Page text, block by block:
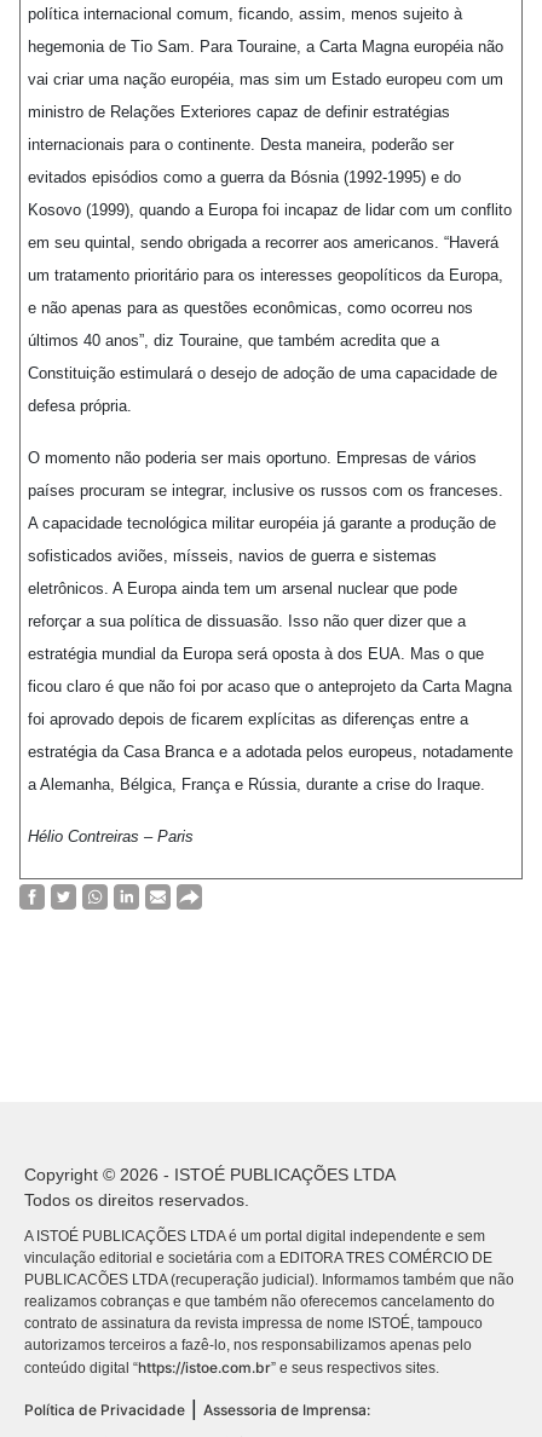
política internacional comum, ficando, assim, menos sujeito à
hegemonia de Tio Sam. Para Touraine, a Carta Magna européia não
vai criar uma nação européia, mas sim um Estado europeu com um
ministro de Relações Exteriores capaz de definir estratégias
internacionais para o continente. Desta maneira, poderão ser
evitados episódios como a guerra da Bósnia (1992-1995) e do
Kosovo (1999), quando a Europa foi incapaz de lidar com um conflito
em seu quintal, sendo obrigada a recorrer aos americanos. “Haverá
um tratamento prioritário para os interesses geopolíticos da Europa,
e não apenas para as questões econômicas, como ocorreu nos
últimos 40 anos”, diz Touraine, que também acredita que a
Constituição estimulará o desejo de adoção de uma capacidade de
defesa própria.
O momento não poderia ser mais oportuno. Empresas de vários
países procuram se integrar, inclusive os russos com os franceses.
A capacidade tecnológica militar européia já garante a produção de
sofisticados aviões, mísseis, navios de guerra e sistemas
eletrônicos. A Europa ainda tem um arsenal nuclear que pode
reforçar a sua política de dissuasão. Isso não quer dizer que a
estratégia mundial da Europa será oposta à dos EUA. Mas o que
ficou claro é que não foi por acaso que o anteprojeto da Carta Magna
foi aprovado depois de ficarem explícitas as diferenças entre a
estratégia da Casa Branca e a adotada pelos europeus, notadamente
a Alemanha, Bélgica, França e Rússia, durante a crise do Iraque.
Hélio Contreiras – Paris
Copyright © 2026 - ISTOÉ PUBLICAÇÕES LTDA
Todos os direitos reservados.
A ISTOÉ PUBLICAÇÕES LTDA é um portal digital independente e sem
vinculação editorial e societária com a EDITORA TRES COMÉRCIO DE
PUBLICACÕES LTDA (recuperação judicial). Informamos também que não
realizamos cobranças e que também não oferecemos cancelamento do
contrato de assinatura da revista impressa de nome ISTOÉ, tampouco
autorizamos terceiros a fazê-lo, nos responsabilizamos apenas pelo
conteúdo digital “https://istoe.com.br” e seus respectivos sites.
Política de Privacidade
Assessoria de Imprensa: